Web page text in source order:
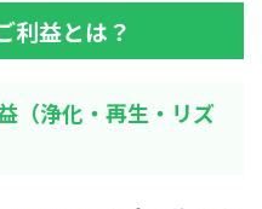
利益とは？
（浄化・再生・リズ